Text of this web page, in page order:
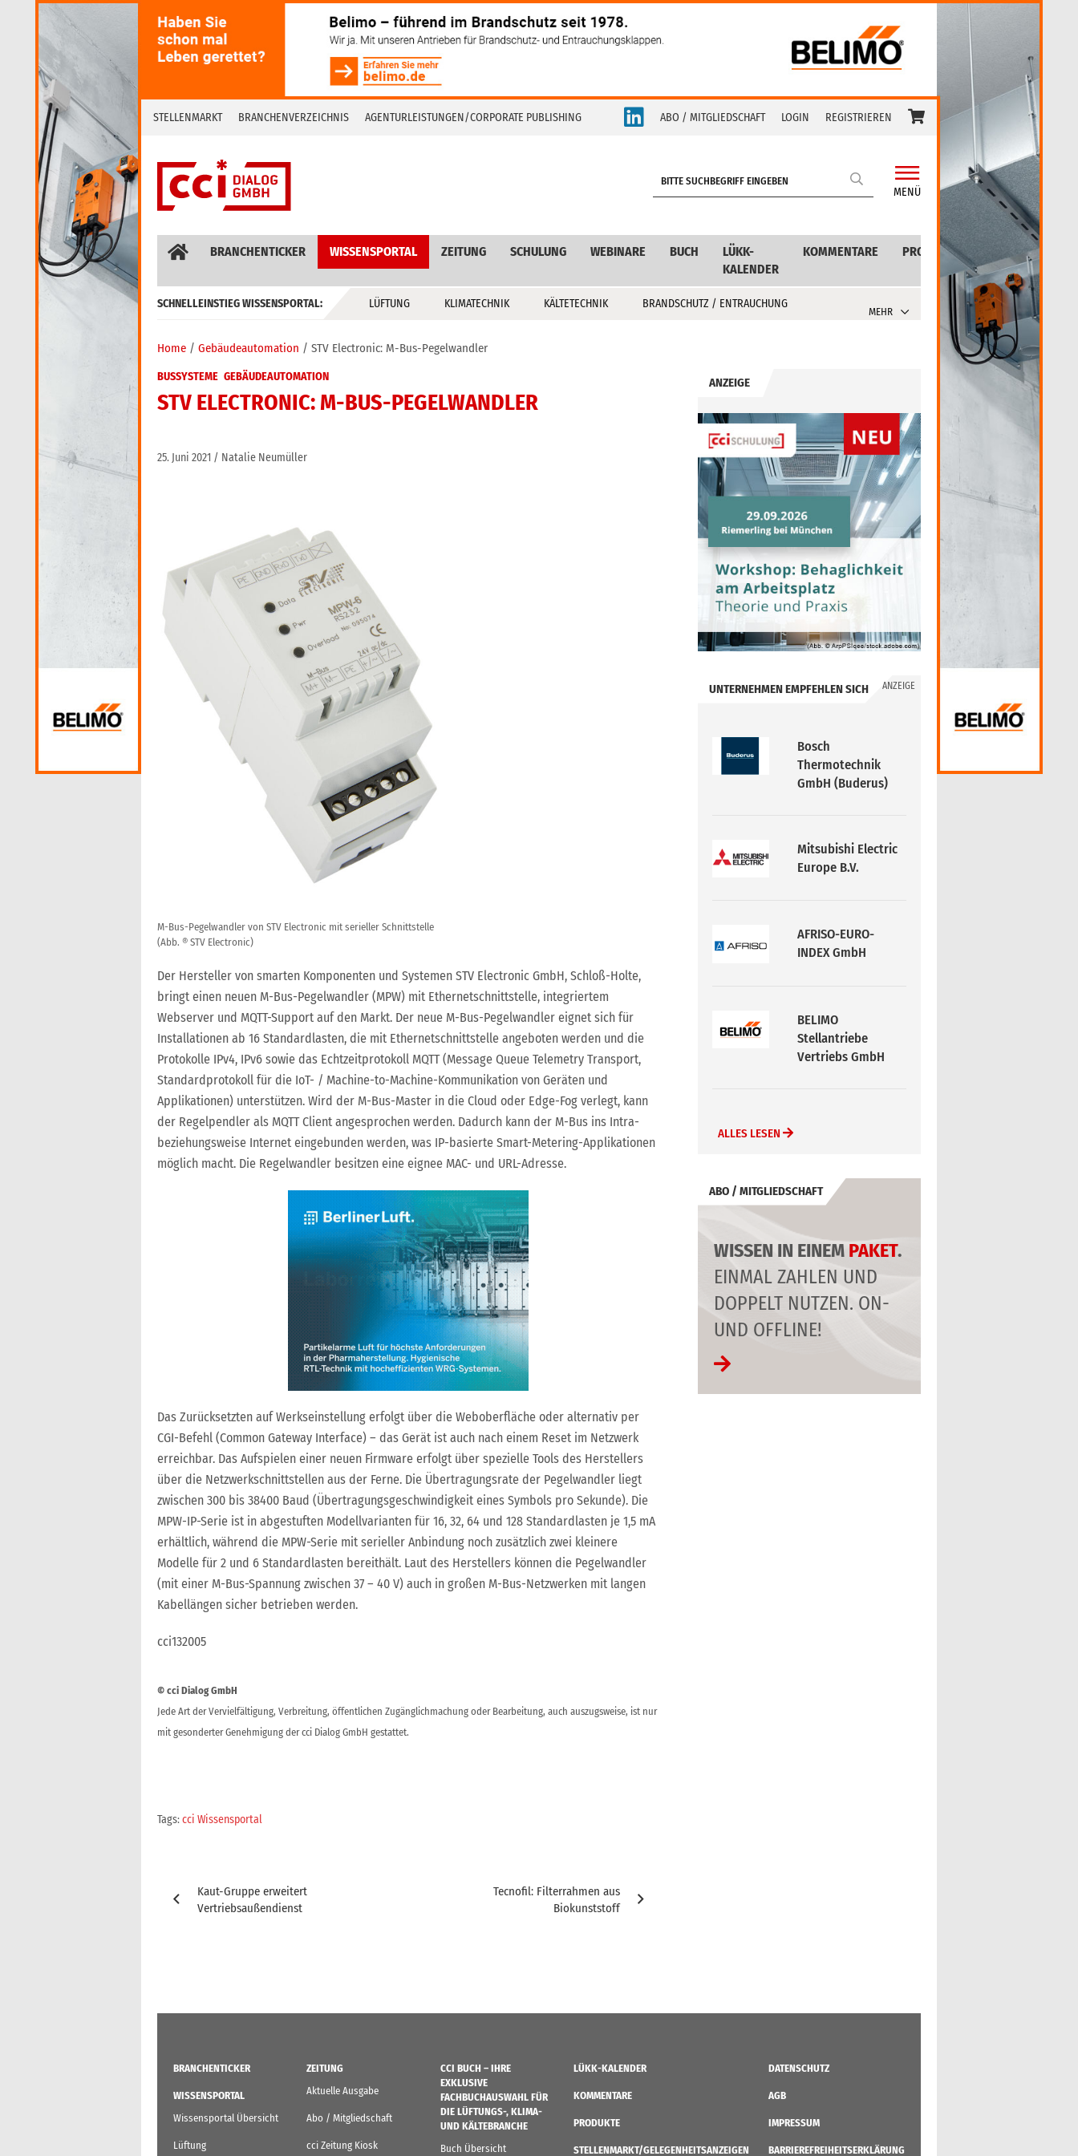
to
content
STELLENMARKT BRANCHENVERZEICHNIS AGENTURLEISTUNGEN/CORPORATE PUBLISHING ABO / MITGLIEDSCHAFT LOGIN REGISTRIEREN
MENÜ
BRANCHENTICKER WISSENSPORTAL ZEITUNG SCHULUNG WEBINARE BUCH
LÜKK-
KALENDER
KOMMENTARE PRODUKTE
SCHNELLEINSTIEG WISSENSPORTAL: LÜFTUNG KLIMATECHNIK KÄLTETECHNIK BRANDSCHUTZ / ENTRAUCHUNG
MEHR
Home Gebäudeautomation STV Electronic: M-Bus-Pegelwandler
BUSSYSTEME GEBÄUDEAUTOMATION
STV ELECTRONIC: M-BUS-PEGELWANDLER
25. Juni 2021 Natalie Neumüller
M-Bus-Pegelwandler von STV Electronic mit serieller Schnittstelle
(Abb. ® STV Electronic)
Der Hersteller von smarten Komponenten und Systemen STV Electronic GmbH, Schloß-Holte,
bringt einen neuen M-Bus-Pegelwandler (MPW) mit Ethernetschnittstelle, integriertem
Webserver und MQTT-Support auf den Markt. Der neue M-Bus-Pegelwandler eignet sich für
Installationen ab 16 Standardlasten, die mit Ethernetschnittstelle angeboten werden und die
Protokolle IPv4, IPv6 sowie das Echtzeitprotokoll MQTT (Message Queue Telemetry Transport,
Standardprotokoll für die IoT- / Machine-to-Machine-Kommunikation von Geräten und
Applikationen) unterstützen. Wird der M-Bus-Master in die Cloud oder Edge-Fog verlegt, kann
der Regelpendler als MQTT Client angesprochen werden. Dadurch kann der M-Bus ins Intra-
beziehungsweise Internet eingebunden werden, was IP-basierte Smart-Metering-Applikationen
möglich macht. Die Regelwandler besitzen eine eignee MAC- und URL-Adresse.
Das Zurücksetzten auf Werkseinstellung erfolgt über die Weboberfläche oder alternativ per
CGI-Befehl (Common Gateway Interface) – das Gerät ist auch nach einem Reset im Netzwerk
erreichbar. Das Aufspielen einer neuen Firmware erfolgt über spezielle Tools des Herstellers
über die Netzwerkschnittstellen aus der Ferne. Die Übertragungsrate der Pegelwandler liegt
zwischen 300 bis 38400 Baud (Übertragungsgeschwindigkeit eines Symbols pro Sekunde). Die
MPW-IP-Serie ist in abgestuften Modellvarianten für 16, 32, 64 und 128 Standardlasten je 1,5 mA
erhältlich, während die MPW-Serie mit serieller Anbindung noch zusätzlich zwei kleinere
Modelle für 2 und 6 Standardlasten bereithält. Laut des Herstellers können die Pegelwandler
(mit einer M-Bus-Spannung zwischen 37 – 40 V) auch in großen M-Bus-Netzwerken mit langen
Kabellängen sicher betrieben werden.
cci132005
© cci Dialog GmbH
Jede Art der Vervielfältigung, Verbreitung, öffentlichen Zugänglichmachung oder Bearbeitung, auch auszugsweise, ist nur
mit gesonderter Genehmigung der cci Dialog GmbH gestattet.
Tags:cci Wissensportal
Kaut-Gruppe erweitert
Vertriebsaußendienst
Tecnofil: Filterrahmen aus
Biokunststoff
ANZEIGE
UNTERNEHMEN EMPFEHLEN SICH ANZEIGE
Mitsubishi Electric
Europe B.V.
INDEX GmbH
Stellantriebe
Vertriebs GmbH
SCHAKO KG
WISSEN IN EINEM
EINMAL ZAHLEN UND
DOPPELT NUTZEN. ON-
UND OFFLINE!
BRANCHENTICKER
WISSENSPORTAL
Wissensportal Übersicht
Lüftung
ZEITUNG
Aktuelle Ausgabe
Abo / Mitgliedschaft
cci Zeitung Kiosk
CCI BUCH – IHRE
EXKLUSIVE
FACHBUCHAUSWAHL FÜR
DIE LÜFTUNGS-, KLIMA-
UND KÄLTEBRANCHE
Buch Übersicht
LÜKK-KALENDER
KOMMENTARE
PRODUKTE
STELLENMARKT/GELEGENHEITSANZEIGEN
DATENSCHUTZ
AGB
IMPRESSUM
BARRIEREFREIHEITSERKLÄRUNG